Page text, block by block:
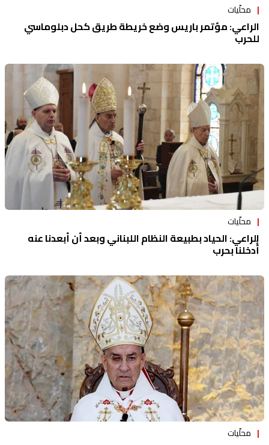
محلّيات
الراعي: مؤتمر باريس وضع خريطة طريق كحل دبلوماسي
للحرب
محلّيات
الراعي: الحياد بطبيعة النظام اللبناني وبعد أن أُُبعدنا عنه
أُُدخلنا بحرب
محلّيات